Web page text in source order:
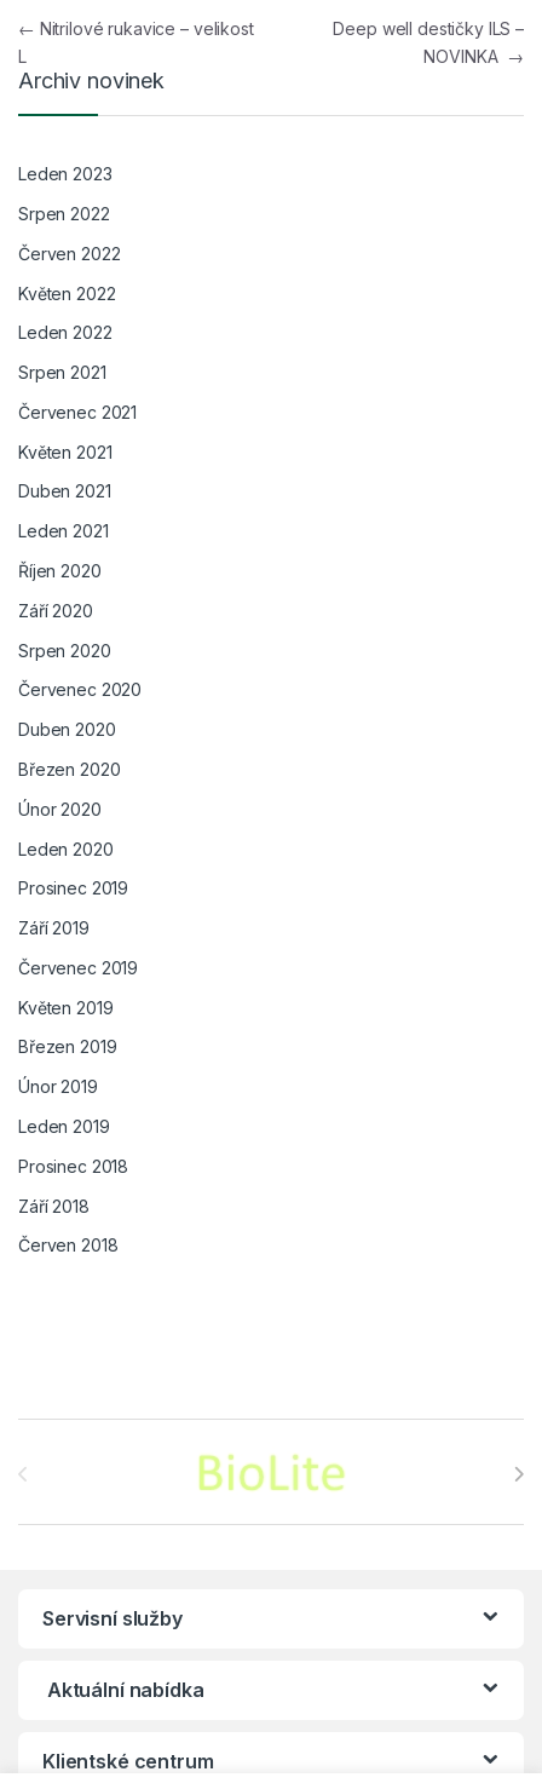
Navigace pro příspěvek
← Nitrilové rukavice – velikost
L
Deep well destičky ILS –
NOVINKA →
Archiv novinek
Leden 2023
Srpen 2022
Červen 2022
Květen 2022
Leden 2022
Srpen 2021
Červenec 2021
Květen 2021
Duben 2021
Leden 2021
Říjen 2020
Září 2020
Srpen 2020
Červenec 2020
Duben 2020
Březen 2020
Únor 2020
Leden 2020
Prosinec 2019
Září 2019
Červenec 2019
Květen 2019
Březen 2019
Únor 2019
Leden 2019
Prosinec 2018
Září 2018
Červen 2018
Servisní služby
Aktuální nabídka
Klientské centrum